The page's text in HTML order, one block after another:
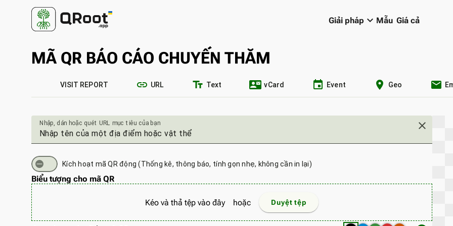
Giải pháp keyboard_arrow_down Mẫu Giá cả
MÃ QR BÁO CÁO CHUYẾN THĂM
VISIT REPORT link URL text_fields Text contact_mail vCard event Event location_on Geo email
Nhập, dán hoặc quét URL mục tiêu của bạn close
Kích hoạt mã QR động (Thống kê, thông báo, tính gọn nhẹ, không cần in lại)
Biểu tượng cho mã QR
Kéo và thả tệp vào đây hoặc Duyệt tệp